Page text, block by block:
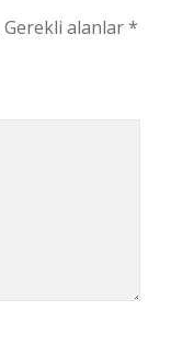
Gerekli alanlar*